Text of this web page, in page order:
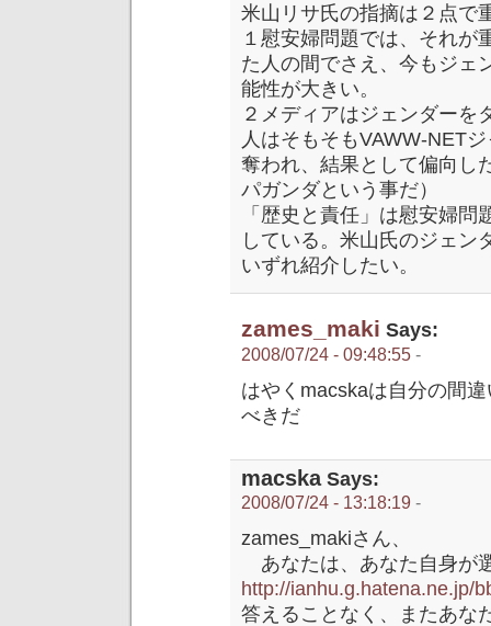
米山リサ氏の指摘は２点で
１慰安婦問題では、それが
た人の間でさえ、今もジェ
能性が大きい。
２メディアはジェンダーを
人はそもそもVAWW-NET
奪われ、結果として偏向し
パガンダという事だ）
「歴史と責任」は慰安婦
している。米山氏のジェン
いずれ紹介したい。
zames_maki Says:
2008/07/24 - 09:48:55 -
はやくmacskaは自分の間
べきだ
macskaSays:
2008/07/24 - 13:18:19 -
zames_makiさん、
あなたは、あなた自身が
http://ianhu.g.hatena.ne.jp/
答えることなく、またあな